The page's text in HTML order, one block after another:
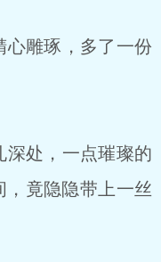
雕琢，多了一份
处，一点璀璨的
竟隐隐带上一丝